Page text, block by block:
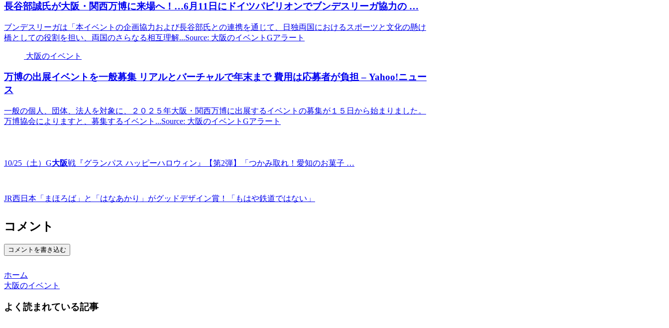
長谷部誠氏が大阪 ・関西万博に来場へ！…6月11日にドイツパビリオンでブンデスリーガ協力の …
ブンデスリーガは「本イベントの企画協力および長谷部氏との連携を通じて、日独両国におけるスポーツと文化の懸け
橋としての役割を担い、両国のさらなる相互理解...Source: 大阪のイベントGアラート
大阪のイベント
万博の出展イベント を一般募集 リアルとバーチャルで年末まで 費用は応募者が負担 – Yahoo!ニュー
ス
一般の個人、団体、法人を対象に、２０２５年大阪・関西万博に出展するイベントの募集が１５日から始まりました。
万博協会によりますと、募集するイベント...Source: 大阪のイベントGアラート
10/25（土）G大阪戦『グランパス ハッピーハロウィン』【第2弾】「つかみ取れ！愛知のお菓子 …
JR西日本「まほろば」と「はなあかり」がグッドデザイン賞！「もはや鉄道ではない」
コメント
コメントを書き込む
ホーム
大阪のイベント
よく読まれている記事